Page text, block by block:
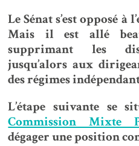
Le Sénat s’est opposé
Mais il est allé
supprimant les
jusqu’alors aux
des régimes
L’étape suivante se
Commission Mixte
dégager une position